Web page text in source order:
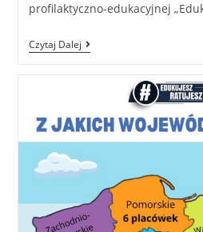
profilaktyczno-edukacyjnej
Czytaj Dalej